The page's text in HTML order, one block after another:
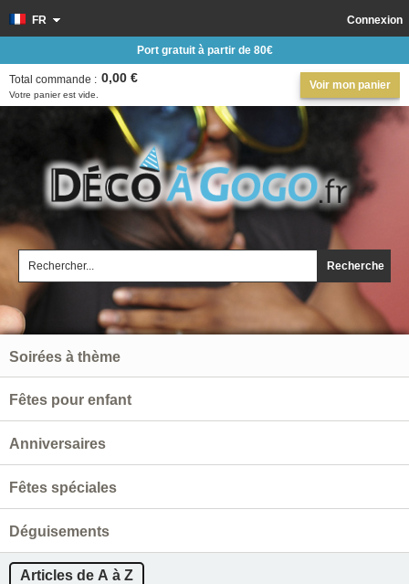
Recherche
Connexion
FR
Voir mon panier
Votre panier est vide.
Total commande : 0,00 €
Port gratuit à partir de 80€
Soirées à thème
Fêtes pour enfant
Anniversaires
Fêtes spéciales
Déguisements
Articles de A à Z